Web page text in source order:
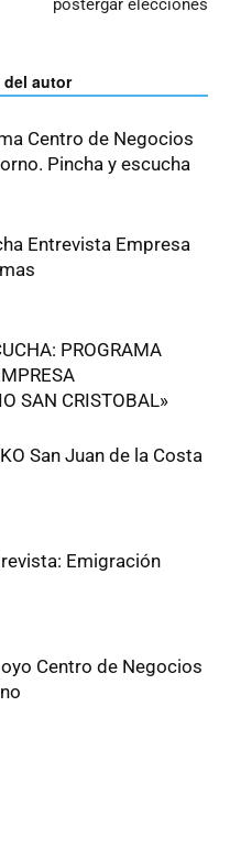
postergar elecciones
del autor
Centro de Negocios
Pincha y escucha
Entrevista Empresa
PROGRAMA
SAN CRISTOBAL»
San Juan de la Costa
Emigración
Centro de Negocios